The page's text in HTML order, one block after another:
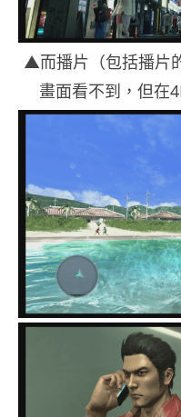
▲而播片（包括播片
畫面看不到，但在